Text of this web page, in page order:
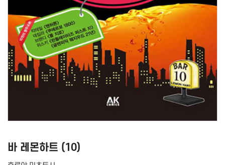
바 레몬하트 (10)